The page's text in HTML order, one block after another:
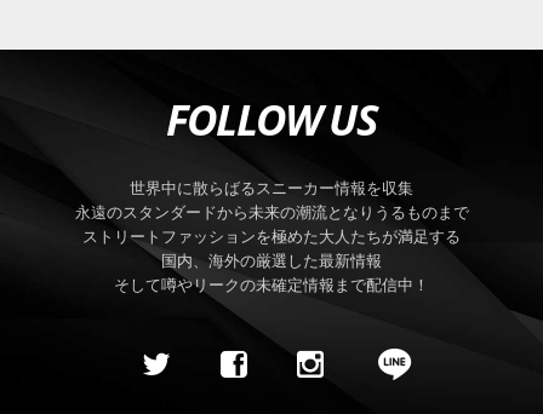
FOLLOW US
世界中に散らばるスニーカー情報を収集
永遠のスタンダードから未来の潮流となりうるものまで
ストリートファッションを極めた大人たちが満足する
国内、海外の厳選した最新情報
そして噂やリークの未確定情報まで配信中！